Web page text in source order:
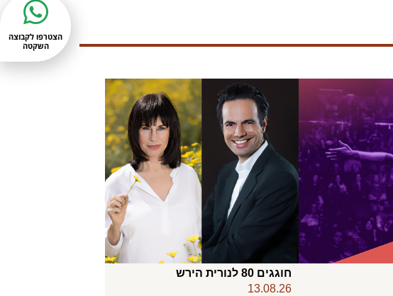
חוגגים 80 לנורית הירש
13.08.26
הצטרפו לקבוצה
השקטה